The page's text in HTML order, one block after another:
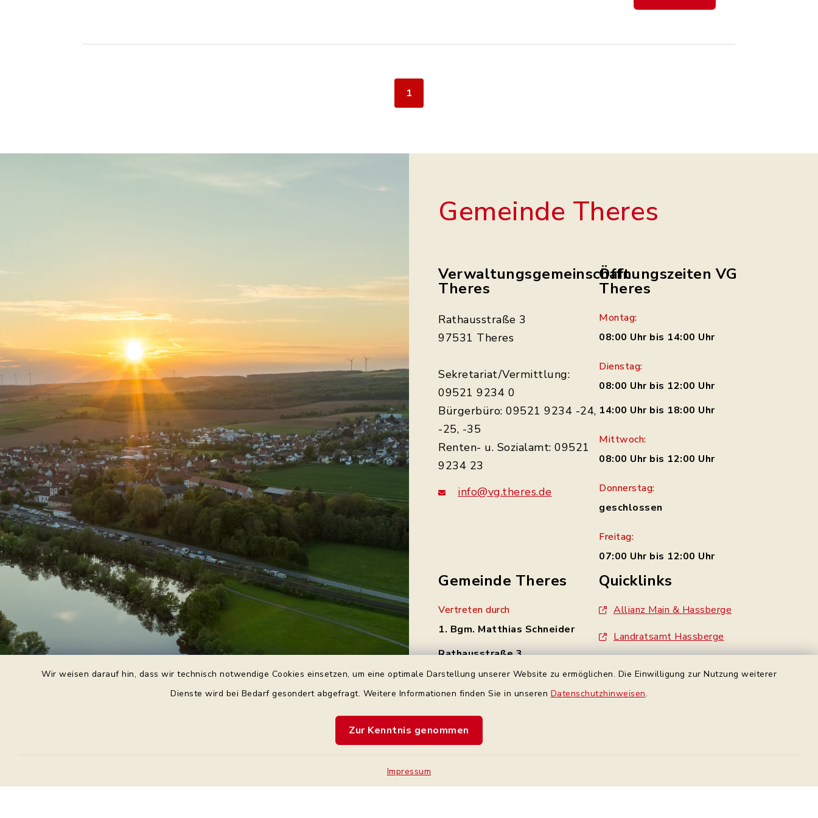
Wir weisen darauf hin, dass wir technisch notwendige Cookies einsetzen, um eine optimale Darstellung unserer Website zu ermöglichen. Die Einwilligung zur Nutzung weiterer
Dienste wird bei Bedarf gesondert abgefragt. Weitere Informationen finden Sie in unseren Datenschutzhinweisen.
Zur Kenntnis genommen
Impressum
1
Gemeinde Theres
Verwaltungsgemeinschaft
Theres
Rathausstraße 3
97531 Theres
Sekretariat/Vermittlung:
09521 9234 0
Bürgerbüro: 09521 9234 -24,
-25, -35
Renten- u. Sozialamt: 09521
9234 23
info@vg.theres.de
Öffnungszeiten VG
Theres
Montag:
08:00 Uhr bis 14:00 Uhr
Dienstag:
08:00 Uhr bis 12:00 Uhr
14:00 Uhr bis 18:00 Uhr
Mittwoch:
08:00 Uhr bis 12:00 Uhr
Donnerstag:
geschlossen
Freitag:
07:00 Uhr bis 12:00 Uhr
Gemeinde Theres
Vertreten durch
1. Bgm. Matthias Schneider
Rathausstraße 3
97531 Theres
Tel.: 0 95 21 / 92 34 - 0
Quicklinks
Allianz Main & Hassberge
Landratsamt Hassberge
Gemeinde Wonfurt